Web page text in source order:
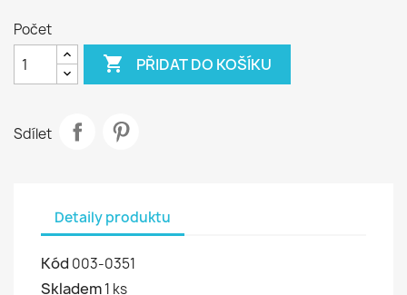
Počet
 PŘIDAT DO KOŠÍKU
Sdílet
Detaily produktu
Kód 003-0351
Skladem1 ks